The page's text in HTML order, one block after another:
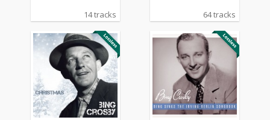
14 tracks 64 tracks